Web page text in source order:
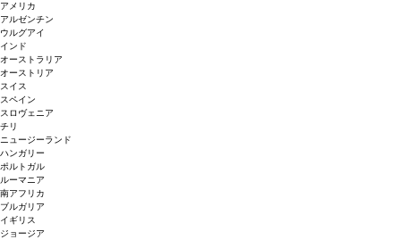
アメリカ
アルゼンチン
ウルグアイ
インド
オーストラリア
オーストリア
スイス
スペイン
スロヴェニア
チリ
ニュージーランド
ハンガリー
ポルトガル
ルーマニア
南アフリカ
ブルガリア
イギリス
ジョージア